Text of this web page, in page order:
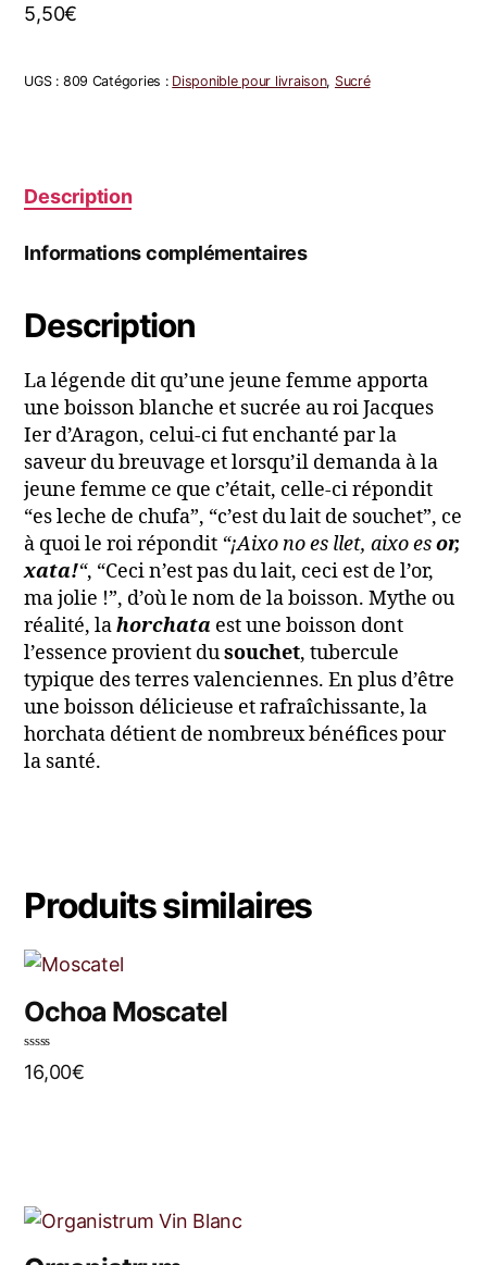
5,50€
UGS : 809 Catégories : Disponible pour livraison, Sucré
Description
Informations complémentaires
Description
La légende dit qu’une jeune femme apporta
une boisson blanche et sucrée au roiJacques
Ierd’Aragon, celui-ci fut enchanté par la
saveur du breuvage et lorsqu’il demanda à la
jeune femme ce que c’était, celle-ci répondit
“es leche de chufa”, “c’est du lait de souchet”, ce
à quoi le roi répondit “¡Aixo no es llet, aixo esor,
xata!“, “Ceci n’est pas du lait, ceci est de l’or,
ma jolie !”, d’où le nom de la boisson. Mythe ou
réalité, lahorchata est une boisson dont
l’essence provient dusouchet, tubercule
typique des terres valenciennes. En plus d’être
une boisson délicieuse et rafraîchissante, la
horchata détient de nombreux bénéfices pour
la santé.
Produits similaires
Ochoa Moscatel
o16,00€